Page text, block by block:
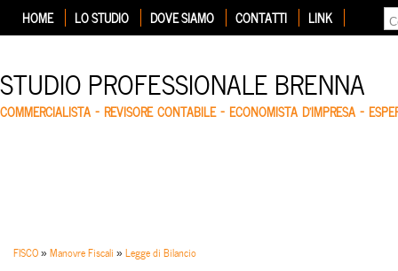
HOME LO STUDIO DOVE SIAMO CONTATTI LINK
STUDIO PROFESSIONALE BRENNA
COMMERCIALISTA – REVISORE CONTABILE – ECONOMISTA D'IMPRESA –
FISCO»Manovre Fiscali »Legge di Bilancio